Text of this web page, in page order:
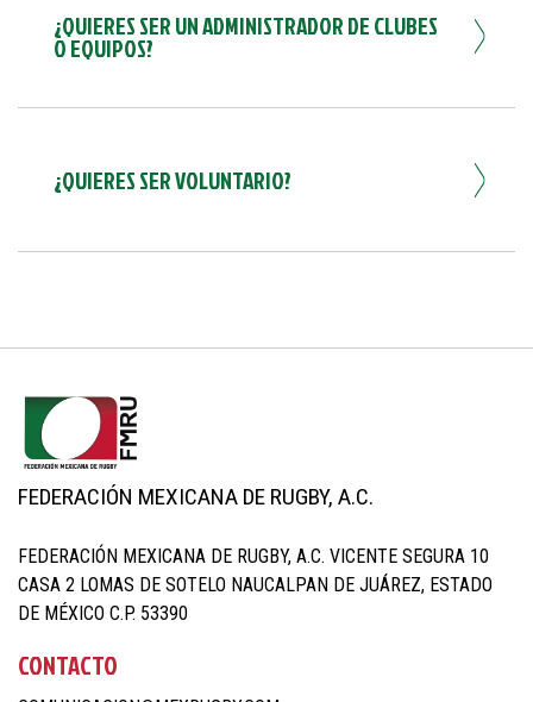
¿QUIERES SER UN ADMINISTRADOR DE CLUBES
O EQUIPOS?
¿QUIERES SER VOLUNTARIO?
CONTACTO
FEDERACIÓN MEXICANA DE RUGBY, A.C.
FEDERACIÓN MEXICANA DE RUGBY, A.C. VICENTE SEGURA 10
CASA 2 LOMAS DE SOTELO NAUCALPAN DE JUÁREZ, ESTADO
DE MÉXICO C.P. 53390